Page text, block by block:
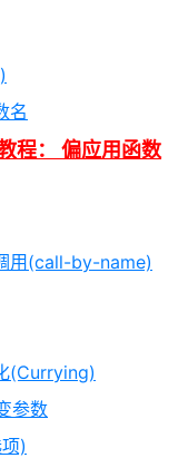
名
程： 偏应用函数
用(call-by-name)
(Currying)
参数
)